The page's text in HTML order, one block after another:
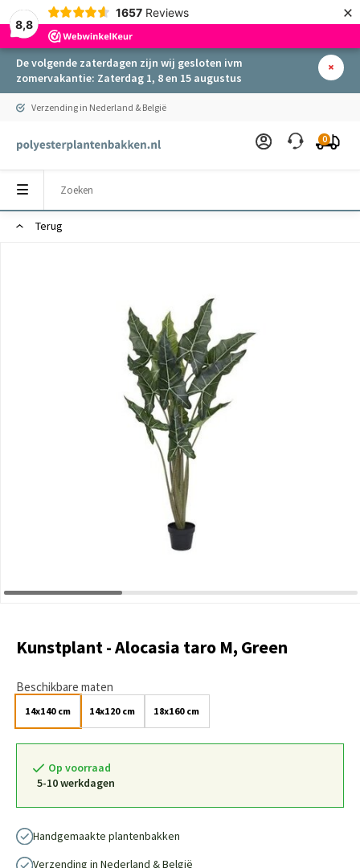
8,8
1657 Reviews ×
De volgende zaterdagen zijn wij gesloten ivm
zomervakantie: Zaterdag 1, 8 en 15 augustus
Verzending in Nederland & België
0
Terug
Kunstplant - Alocasia taro M, Green
Beschikbare maten
14x140 cm 14x120 cm 18x160 cm
Op voorraad
5-10 werkdagen
Handgemaakte plantenbakken
Verzending in Nederland & België